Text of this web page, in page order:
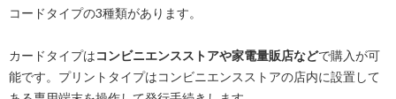
コードタイプの3種類があります。
カードタイプはコンビニエンスストアや家電量販店などで購入が可
能です。プリントタイプはコンビニエンスストアの店内に設置して